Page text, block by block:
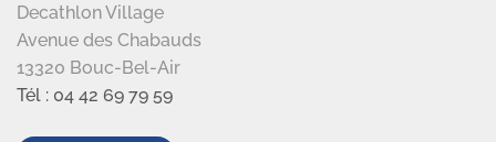
Decathlon Village
Avenue des Chabauds
13320 Bouc-Bel-Air
Tél : 04 42 69 79 59